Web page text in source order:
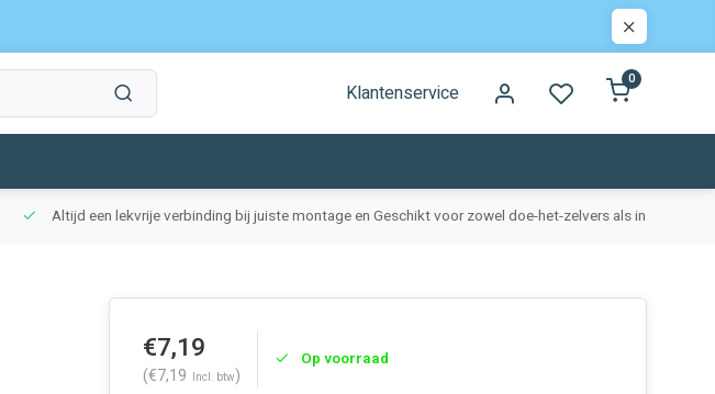
Klantenservice
0
Altijd een lekvrije verbinding bij juiste montage en Geschikt voor zowel doe-het-zelvers als installateurs
€7,19
(€7,19 Incl. btw)
Op voorraad